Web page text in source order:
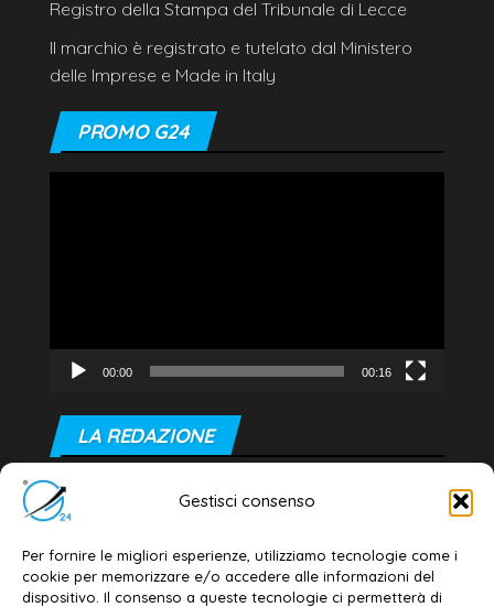
Gestisci consenso
Per fornire le migliori esperienze, utilizziamo tecnologie come i
cookie per memorizzare e/o accedere alle informazioni del
dispositivo. Il consenso a queste tecnologie ci permetterà di
Registro della Stampa del Tribunale di Lecce
Il marchio è registrato e tutelato dal Ministero
delle Imprese e Made in Italy
PROMO G24
00:00 00:16
LA REDAZIONE
Editore e direttore responsabile:
Dott. Daniele G. Masciullo
Email: redazione@galatina24.it
Contatti –Disclaimer